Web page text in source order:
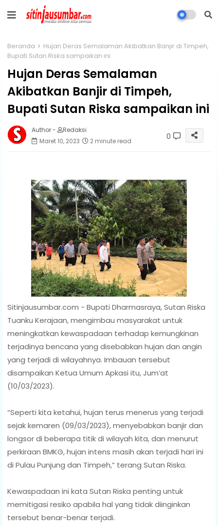
Beranda
Hujan Deras Semalaman Akibatkan Banjir di Timpeh,
Bupati Sutan Riska sampaikan ini
Hujan Deras Semalaman
Akibatkan Banjir di Timpeh,
Bupati Sutan Riska sampaikan ini
Author -
Redaksi
Maret 10, 2023
2 minute read 0
Sitinjausumbar.com - Bupati Dharmasraya, Sutan Riska
Tuanku Kerajaan, mengimbau masyarakat untuk
meningkatkan kewaspadaan terhadap kemungkinan
terjadinya bencana yang disebabkan hujan dan angin
yang terjadi di wilayahnya. Imbauan tersebut
disampaikan Ketua Umum Apkasi itu, Jum’at
(10/03/2023).
“Seperti kita ketahui, hujan terus menerus yang terjadi
sejak kemaren (09/03/2023), menyebabkan banjir dan
longsor di beberapa titik di wilayah kita, dan menurut
perkiraan BMKG, hujan intens masih akan terjadi hari ini
di Pulau Punjung dan Timpeh,” terang Sutan Riska.
Kewaspadaan ini kata Sutan Riska penting untuk
memitigasi resiko apabila hal yang tidak diinginkan
tersebut benar-benar terjadi.